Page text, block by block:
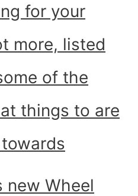
for your
more, listed
of the
things to are
new Wheel